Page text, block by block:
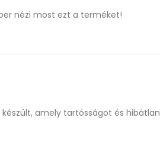
nézi most ezt a terméket!
amely tartósságot és